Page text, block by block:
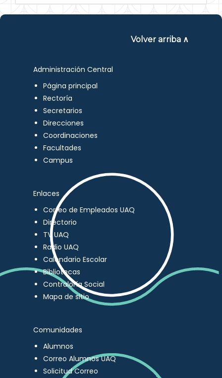
Volver arriba ∧
Administración Central
Página principal
Rectoría
Secretarios
Direcciones
Coordinaciones
Facultades
Campus
Enlaces
Correo de Empleados UAQ
Directorio
TV UAQ
Radio UAQ
Calendario Escolar
Bibliotecas
Contraloría Social
Mapa de sitio
Comunidades
Alumnos
Correo Alumnos UAQ
Solicitud Correo